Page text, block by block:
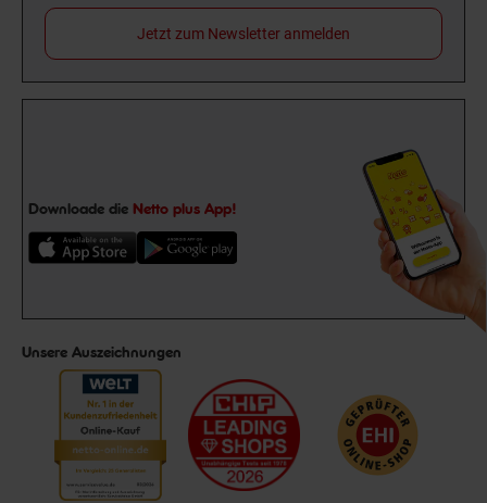
Jetzt zum Newsletter anmelden
Downloade die Netto plus App!
Unsere Auszeichnungen